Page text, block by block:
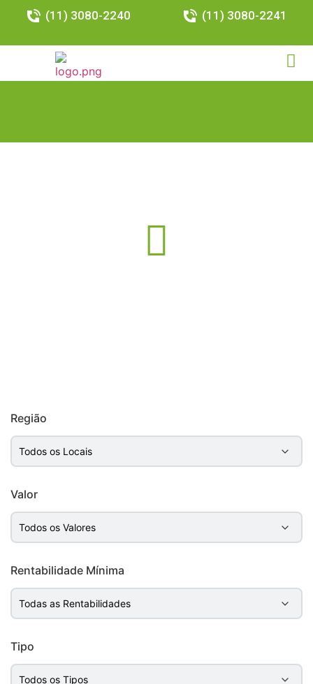
(11) 3080-2240 (11) 3080-2241
Região
Valor
Rentabilidade Mínima
Tipo